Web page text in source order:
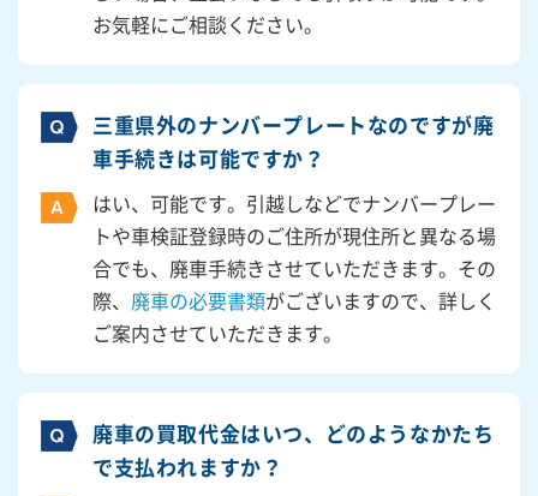
お気軽にご相談ください。
三重県外のナンバープレートなのですが廃
車手続きは可能ですか？
はい、可能です。引越しなどでナンバープレー
トや車検証登録時のご住所が現住所と異なる場
合でも、廃車手続きさせていただきます。その
際、 廃車の必要書類がございますので、詳しく
ご案内させていただきます。
廃車の買取代金はいつ、どのようなかたち
で支払われますか？